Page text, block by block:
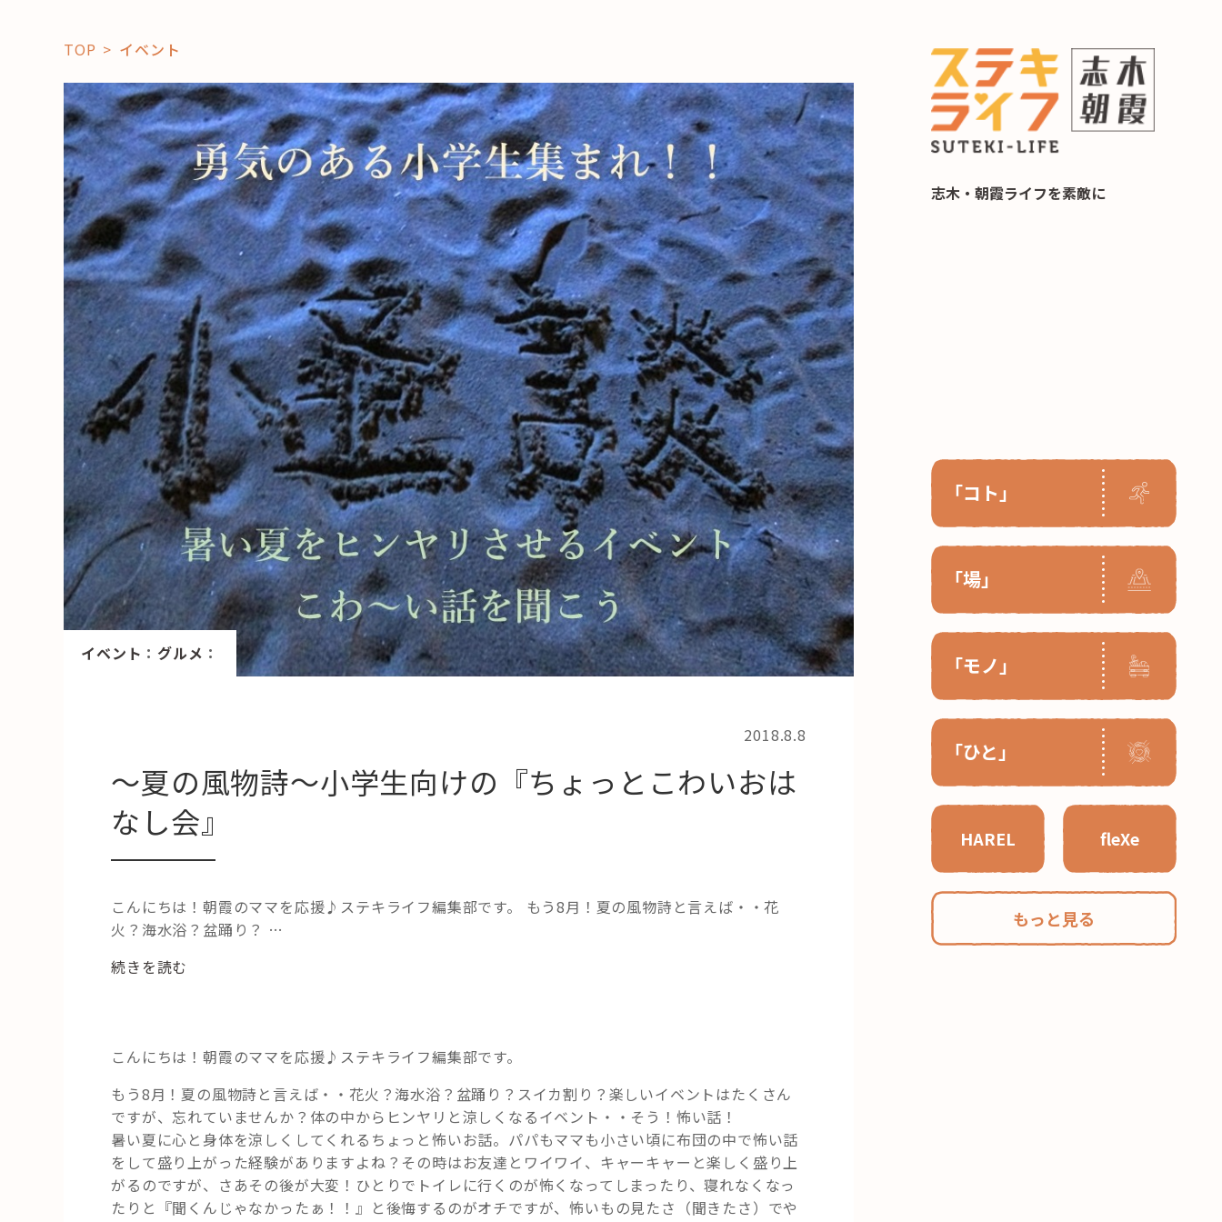
志木・朝霞ライフを素敵に
「コト」
「場」
「モノ」
「ひと」
HAREL fleXe
もっと見る
「コト」
子育て
暮らし
おすすめ
スポット
学び・教育
「場」
HAREL
HAREL
活用事例
「モノ」
fleXe リノベ事例
「ひと」
協賛・協力店
これからの暮らし 住み替え相談
記事検索
TOP イベント
イベント ： グルメ ：
2018.8.8
～夏の風物詩～小学生向けの『ちょっとこわいおは
なし会』
こんにちは！朝霞のママを応援♪ステキライフ編集部です。 もう8月！夏の風物詩と言えば・・花
火？海水浴？盆踊り？ …
“～
物
～
小
学
生
向
け
続きを読む
こんにちは！朝霞のママを応援♪ステキライフ編集部です。
もう8月！夏の風物詩と言えば・・花火？海水浴？盆踊り？スイカ割り？楽しいイベントはたくさん
ですが、忘れていませんか？体の中からヒンヤリと涼しくなるイベント・・そう！怖い話！
暑い夏に心と身体を涼しくしてくれるちょっと怖いお話。パパもママも小さい頃に布団の中で怖い話
をして盛り上がった経験がありますよね？その時はお友達とワイワイ、キャーキャーと楽しく盛り上
がるのですが、さあその後が大変！ひとりでトイレに行くのが怖くなってしまったり、寝れなくなっ
たりと『聞くんじゃなかったぁ！！』と後悔するのがオチですが、怖いもの見たさ（聞きたさ）でや